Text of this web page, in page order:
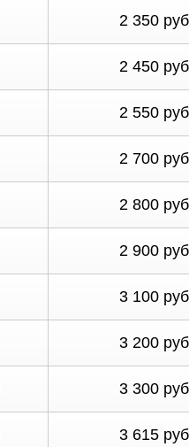
2 350
2 450
2 550
2 700
2 800
2 900
3 100
3 200
3 300
3 615